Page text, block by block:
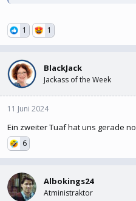
1 1
BlackJack
Jackass of the Week
11 Juni 2024
Ein zweiter Tuaf hat uns gerade
6
Albokings24
Atministraktor